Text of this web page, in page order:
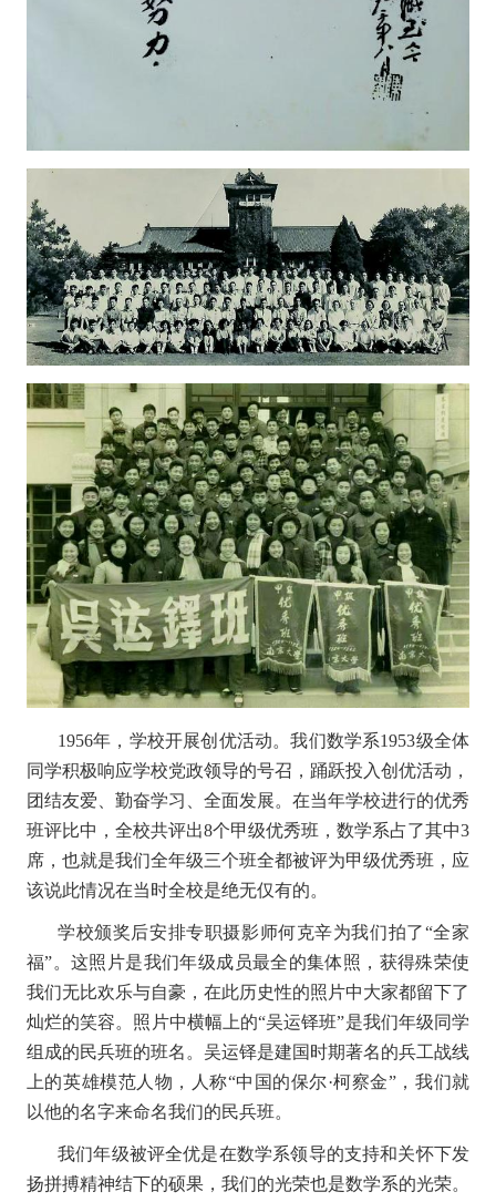
1956年，学校开展创优活动。我们数学系1953级全体
同学积极响应学校党政领导的号召，踊跃投入创优活动，
团结友爱、勤奋学习、全面发展。在当年学校进行的优秀
班评比中，全校共评出8个甲级优秀班，数学系占了其中3
席，也就是我们全年级三个班全都被评为甲级优秀班，应
该说此情况在当时全校是绝无仅有的。
学校颁奖后安排专职摄影师何克辛为我们拍了“全家
福”。这照片是我们年级成员最全的集体照，获得殊荣使
我们无比欢乐与自豪，在此历史性的照片中大家都留下了
灿烂的笑容。照片中横幅上的“吴运铎班”是我们年级同学
组成的民兵班的班名。吴运铎是建国时期著名的兵工战线
上的英雄模范人物，人称“中国的保尔·柯察金”，我们就
以他的名字来命名我们的民兵班。
我们年级被评全优是在数学系领导的支持和关怀下发
扬拼搏精神结下的硕果，我们的光荣也是数学系的光荣。